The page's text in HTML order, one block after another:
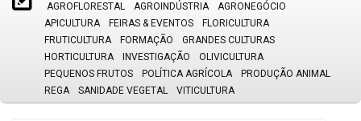
AGROFLORESTAL
AGROINDÚSTRIA
AGRONEGÓCIO
APICULTURA
FEIRAS & EVENTOS
FLORICULTURA
FRUTICULTURA
FORMAÇÃO
GRANDES CULTURAS
HORTICULTURA
INVESTIGAÇÃO
OLIVICULTURA
PEQUENOS FRUTOS
POLÍTICA AGRÍCOLA
PRODUÇÃO ANIMAL
REGA
SANIDADE VEGETAL VITICULTURA